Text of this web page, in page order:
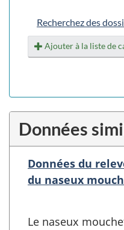
Recherchez des
Ajouter à la liste de
Données
Données du
du naseux
Le naseux